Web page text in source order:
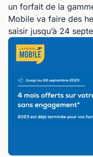
un forfait de la
Mobile va faire des
saisir jusqu’à 24